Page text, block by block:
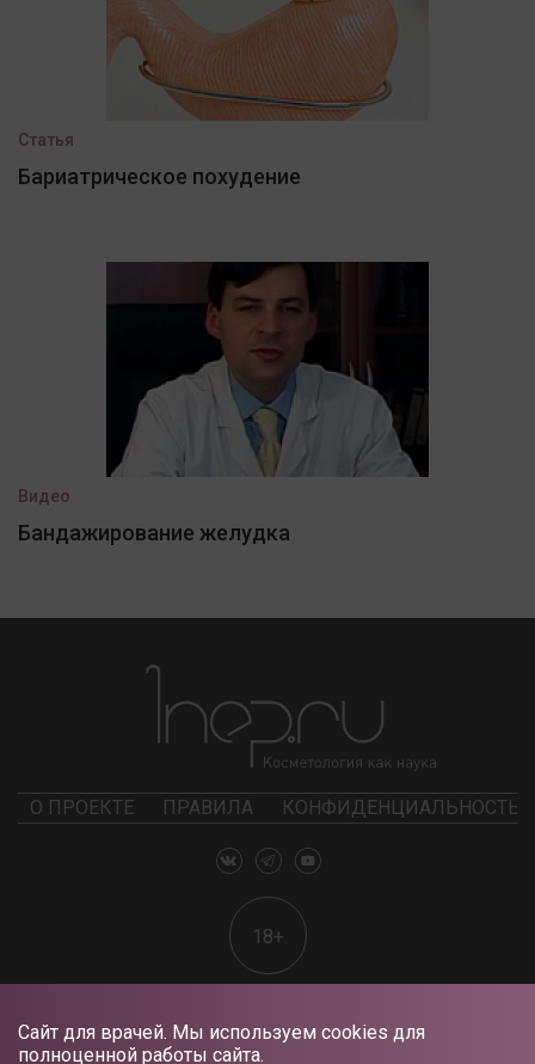
Сайт для врачей. Мы используем cookies для
полноценной работы сайта.
Статья
Бариатрическое похудение
Видео
Бандажирование желудка
О ПРОЕКТЕ ПРАВИЛА КОНФИДЕНЦИАЛЬНОСТЬ
18+